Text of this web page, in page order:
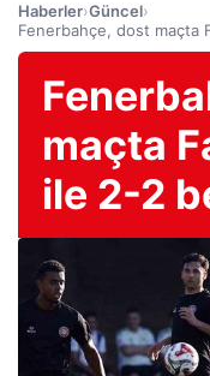
Haberler›Güncel›
Fenerbahçe, dost maçta
maçta
ile 2-2